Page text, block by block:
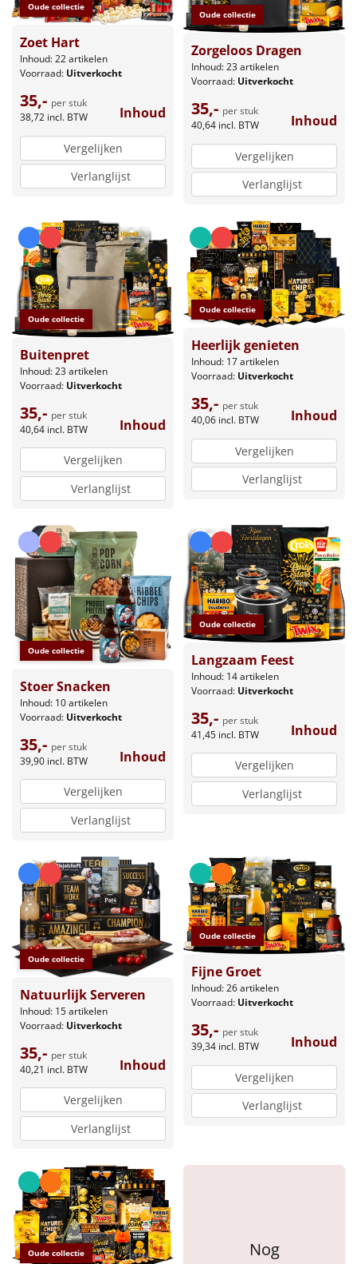
Oude collectie
Zoet Hart
Inhoud: 22 artikelen
Voorraad: Uitverkocht
35,- per stuk
38,72 incl. BTW Inhoud
Vergelijken
Verlanglijst
Oude collectie
Zorgeloos Dragen
Inhoud: 23 artikelen
Voorraad: Uitverkocht
35,- per stuk
40,64 incl. BTW Inhoud
Vergelijken
Verlanglijst
Oude collectie
Buitenpret
Inhoud: 23 artikelen
Voorraad: Uitverkocht
35,- per stuk
40,64 incl. BTW Inhoud
Vergelijken
Verlanglijst
Oude collectie
Heerlijk genieten
Inhoud: 17 artikelen
Voorraad: Uitverkocht
35,- per stuk
40,06 incl. BTW Inhoud
Vergelijken
Verlanglijst
Oude collectie
Stoer Snacken
Inhoud: 10 artikelen
Voorraad: Uitverkocht
35,- per stuk
39,90 incl. BTW Inhoud
Vergelijken
Verlanglijst
Oude collectie
Langzaam Feest
Inhoud: 14 artikelen
Voorraad: Uitverkocht
35,- per stuk
41,45 incl. BTW Inhoud
Vergelijken
Verlanglijst
Oude collectie
Natuurlijk Serveren
Inhoud: 15 artikelen
Voorraad: Uitverkocht
35,- per stuk
40,21 incl. BTW Inhoud
Vergelijken
Verlanglijst
Oude collectie
Fijne Groet
Inhoud: 26 artikelen
Voorraad: Uitverkocht
35,- per stuk
39,34 incl. BTW Inhoud
Vergelijken
Verlanglijst
Oude collectie Nog